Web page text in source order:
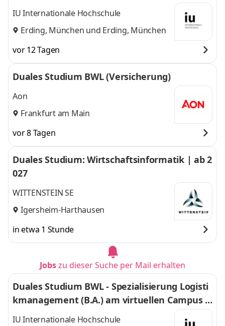
IU Internationale Hochschule
Erding, München und Erding, München
vor 12 Tagen
Duales Studium BWL (Versicherung)
Aon
Frankfurt am Main
vor 8 Tagen
Duales Studium: Wirtschaftsinformatik | ab 2
027
WITTENSTEIN SE
Igersheim-Harthausen
in etwa 1 Stunde
Jobszu dieser Suche per Mail erhalten
Duales Studium BWL - Spezialisierung Logisti
kmanagement (B.A.) am virtuellen Campus -
Nordfrost GmbH & Co. KG
IU Internationale Hochschule